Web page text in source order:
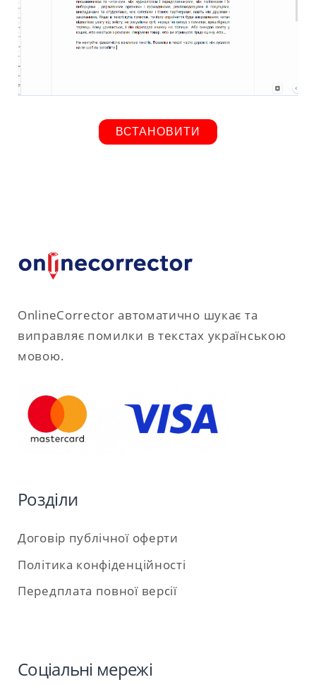
ВСТАНОВИТИ
OnlineCorrector автоматично шукає та
виправляє помилки в текстах українською
мовою.
Розділи
Договір публічної оферти
Політика конфіденційності
Передплата повної версії
Соціальні мережі